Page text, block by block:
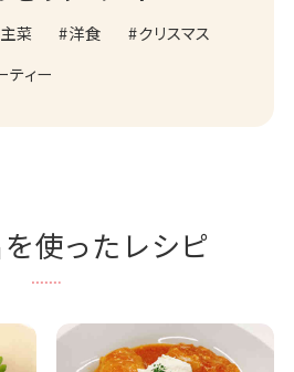
主菜 洋食
クリスマス
ティー
使ったレシピ